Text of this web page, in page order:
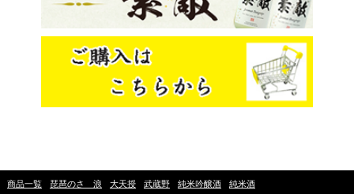
商品一覧 琵琶のさゝ浪 大天授 武蔵野 純米吟醸酒 純米酒